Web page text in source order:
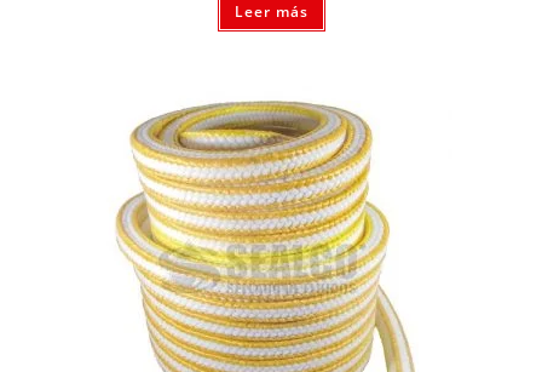
Leer más